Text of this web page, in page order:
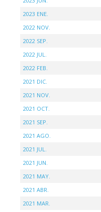
2023 ENE.
2022 NOV.
2022 SEP.
2022 JUL.
2022 FEB.
2021 DIC.
2021 NOV.
2021 OCT.
2021 SEP.
2021 AGO.
2021 JUL.
2021 JUN.
2021 MAY.
2021 ABR.
2021 MAR.